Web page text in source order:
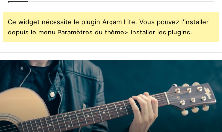
Ce widget nécessite le plugin Arqam Lite. Vous pouvez l'installer
depuis le menu Paramètres du thème> Installer les plugins.
soirées
concerts
prévues
Ars-
sur-